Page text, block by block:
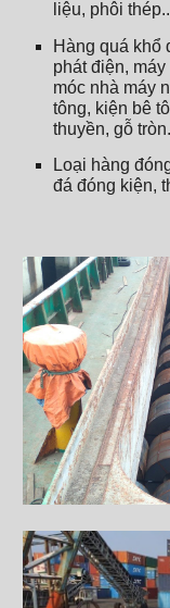
liệu, phôi
Hàng quá khổ
phát điện,
móc nhà máy
tông, kiện bê
thuyền, gỗ
Loại hàng
đá đóng kiện,